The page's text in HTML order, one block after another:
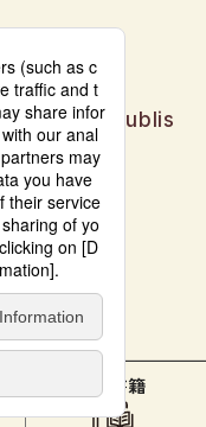
電子書籍
materials publis